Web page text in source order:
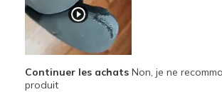
Continuer les achatsNon, je ne
produit